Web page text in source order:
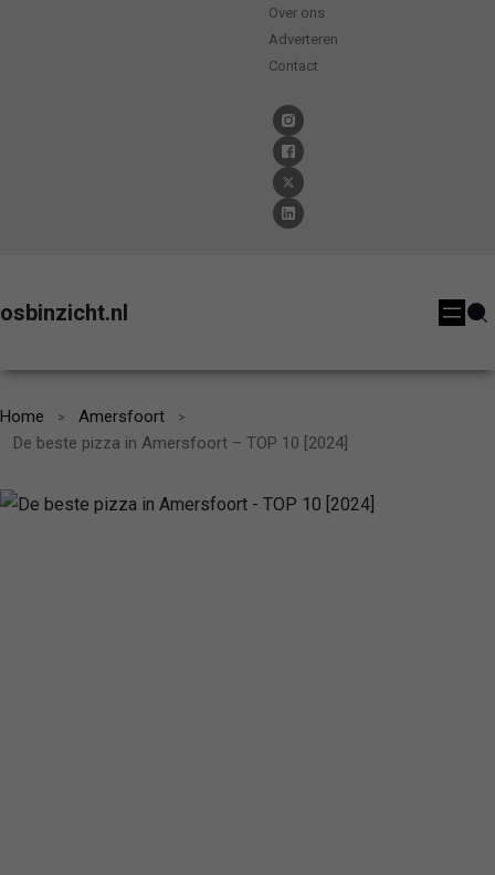
Over ons
Adverteren
Contact
osbinzicht.nl
Home
Amersfoort
De beste pizza in Amersfoort – TOP 10 [2024]